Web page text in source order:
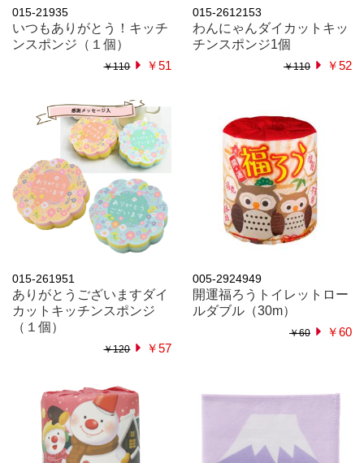
015-21935
いつもありがとう！キッチ
ンスポンジ（１個）
￥110 ￥51
015-2612153
わんにゃんダイカットキッ
チンスポンジ1個
￥110 ￥52
015-261951
ありがとうございますダイ
カットキッチンスポンジ
（１個）
￥120 ￥57
005-2924949
開運福ろうトイレットロー
ルダブル（30m）
￥60 ￥60